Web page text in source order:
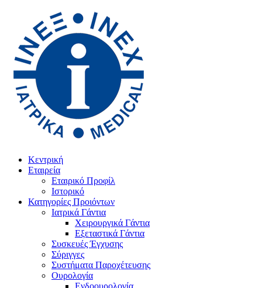
Κεντρική
Εταιρεία
Εταιρικό Προφίλ
Ιστορικό
Κατηγορίες Προιόντων
Ιατρικά Γάντια
Χειρουργικά Γάντια
Εξεταστικά Γάντια
Συσκευές Έγχυσης
Σύριγγες
Συστήματα Παροχέτευσης
Ουρολογία
Ενδοουρολογία